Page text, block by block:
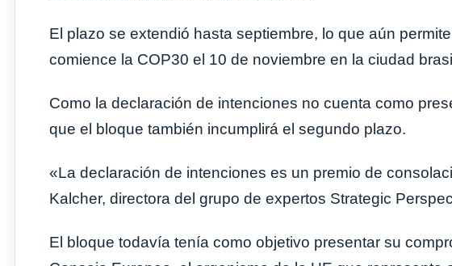
El plazo se extendió hasta septiembre, lo que aún
comience la COP30 el 10 de noviembre en la ciudad
Como la declaración de intenciones no cuenta como
que el bloque también incumplirá el segundo plazo.
«La declaración de intenciones es un premio de
Kalcher, directora del grupo de expertos Strategic
El bloque todavía tenía como objetivo presentar su